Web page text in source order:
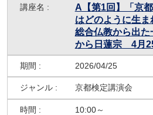
A【第1回】「京
はどのように生
総合仏教から出
から日蓮宗 4月
2026/04/25
京都検定講演会
10:00～